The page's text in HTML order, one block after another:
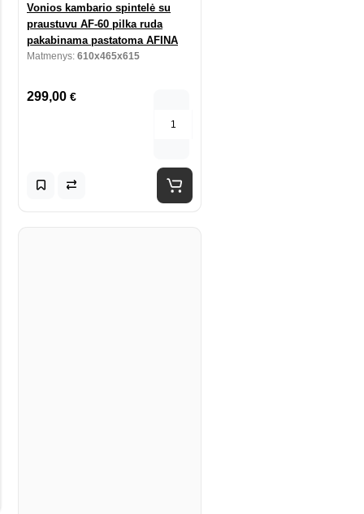
Vonios kambario spintelė su
praustuvu AF-60 pilka ruda
pakabinama pastatoma AFINA
Matmenys: 610x465x615
299,00 €